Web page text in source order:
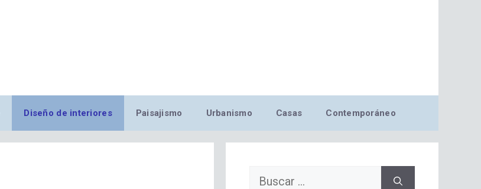
Diseño de interiores Paisajismo Urbanismo Casas Contemporáneo
Buscar: